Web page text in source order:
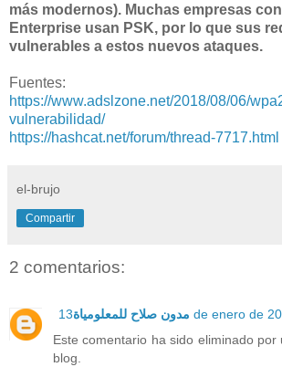
más modernos). Muchas empresas
Enterprise usan PSK, por lo que sus
vulnerables a estos nuevos ataques.
Fuentes:
https://www.adslzone.net/2018/08/06/
vulnerabilidad/
https://hashcat.net/forum/thread-7717.html
el-brujo
Compartir
2 comentarios:
مدون صلاح للمعلومياة 13 de enero de
Este comentario ha sido eliminado
blog.